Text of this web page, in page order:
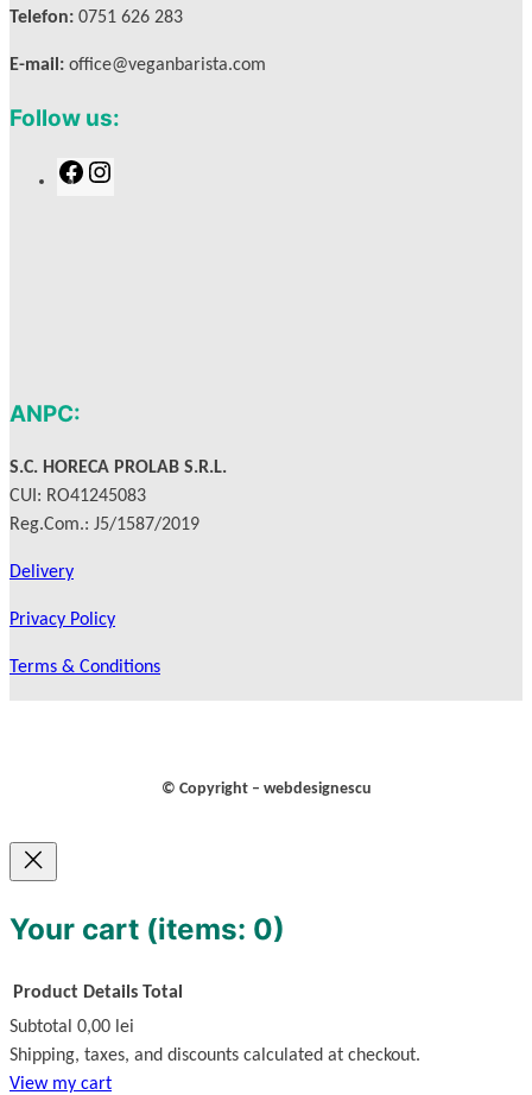
Telefon: 0751 626 283
E-mail: office@veganbarista.com
Follow us:
F
ANPC:
S.C. HORECA PROLAB S.R.L.
CUI: RO41245083
Reg.Com.: J5/1587/2019
Delivery
Privacy Policy
Terms & Conditions
© Copyright – webdesignescu
Your cart (items: 0)
Products
Product Details Total
Subtotal 0,00 lei
Shipping, taxes, and discounts calculated at checkout.
View my cart